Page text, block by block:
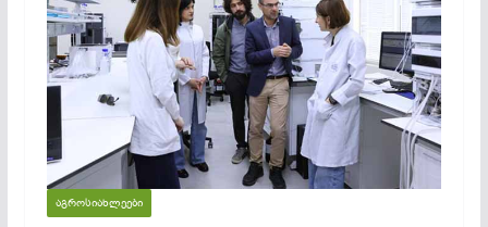
ᲐᲒᲠᲝᲡᲘᲐᲮᲚᲔᲔᲑᲘ